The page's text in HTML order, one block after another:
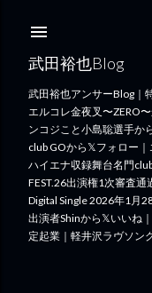
武田裕也Blog
武田裕也アンサーBlog｜
エルコレ金夜叉〜ZERO
ンコジこと小島聡選手か
club GOから𝕏フォロー
ハイエナ収録舞台名門
FEST.26出演権1次審査
Digital Single 2026年1月
出演者Shinから𝕏いいね
定起業｜軽井沢ラヴソン